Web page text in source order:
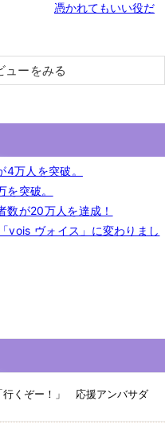
憑かれてもいい役だ
ューをみる
万人を突破。
突破。
が20万人を達成！
ヴォイス」に変わりまし
くぞー！」 応援アンバサダ